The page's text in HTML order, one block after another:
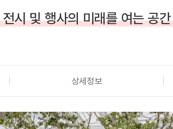
전시 및 행사의 미래를 여는 공간
상세정보